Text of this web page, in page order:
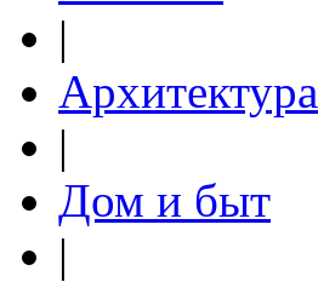
|
Архитектура
|
Дом и быт
|